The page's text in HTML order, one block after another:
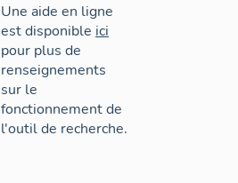
Une aide en ligne
est disponible ici
pour plus de
renseignements
sur le
fonctionnement de
l'outil de recherche.